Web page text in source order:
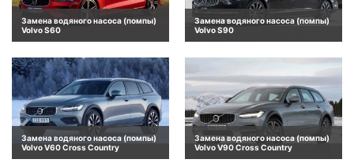
Замена водяного насоса (помпы)
Volvo S60
Замена водяного насоса (помпы)
Volvo S90
Замена водяного насоса (помпы)
Volvo V60 Cross Country
Замена водяного насоса (помпы)
Volvo V90 Cross Country